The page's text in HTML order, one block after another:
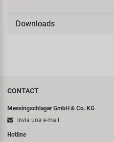
Downloads
CONTACT
Messingschlager GmbH & Co. KG
Invia una e-mail
Hotline